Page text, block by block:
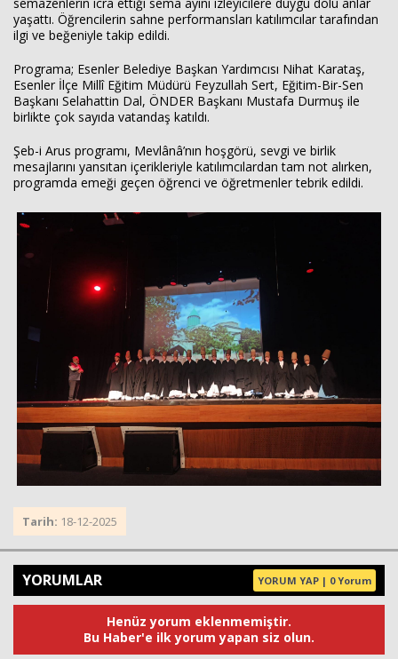
yaşattı. Öğrencilerin sahne performansları katılımcılar tarafından
ilgi ve beğeniyle takip edildi.
Programa; Esenler Belediye Başkan Yardımcısı Nihat Karataş,
Esenler İlçe Millî Eğitim Müdürü Feyzullah Sert, Eğitim-Bir-Sen
Başkanı Selahattin Dal, ÖNDER Başkanı Mustafa Durmuş ile
birlikte çok sayıda vatandaş katıldı.
Şeb-i Arus programı, Mevlânâ’nın hoşgörü, sevgi ve birlik
mesajlarını yansıtan içerikleriyle katılımcılardan tam not alırken,
programda emeği geçen öğrenci ve öğretmenler tebrik edildi.
Tarih: 18-12-2025
YORUMLAR YORUM YAP | 0 Yorum
Henüz yorum eklenmemiştir.
Bu Haber'e ilk yorum yapan siz olun.